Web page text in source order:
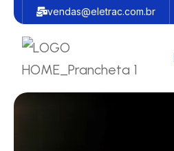
vendas@eletrac.com.br